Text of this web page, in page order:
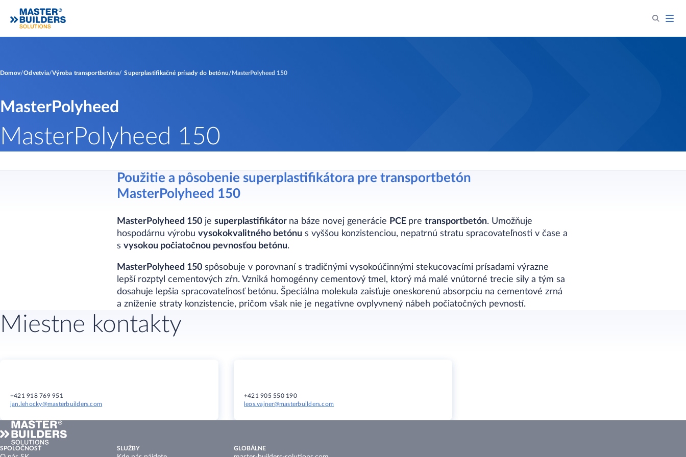
Domov Odvetvia Výroba transportbetóna Superplastifikačné prísady do betónu MasterPolyheed 150
MasterPolyheed
MasterPolyheed 150
Použitie a pôsobenie superplastifikátora pre transportbetón
MasterPolyheed 150
MasterPolyheed 150 je superplastifikátor na báze novej generácie PCE pre transportbetón. Umožňuje
hospodárnu výrobu vysokokvalitného betónu s vyššou konzistenciou, nepatrnú stratu spracovateľnosti v čase a
s vysokou počiatočnou pevnosťou betónu.
MasterPolyheed 150 spôsobuje v porovnaní s tradičnými vysokoúčinnými stekucovacími prísadami výrazne
lepší rozptyl cementových zŕn. Vzniká homogénny cementový tmel, ktorý má malé vnútorné trecie sily a tým sa
dosahuje lepšia spracovateľnosť betónu. Špeciálna molekula zaisťuje oneskorenú absorpciu na cementové zrná
a zníženie straty konzistencie, pričom však nie je negatívne ovplyvnený nábeh počiatočných pevností.
Miestne kontakty
+421 918 769 951​​​​
jan.lehocky@masterbuilders.com
+421 905 550 190​​​​
leos.vajner@masterbuilders.com
SPOLOČNOSŤ SLUŽBY GLOBÁLNE